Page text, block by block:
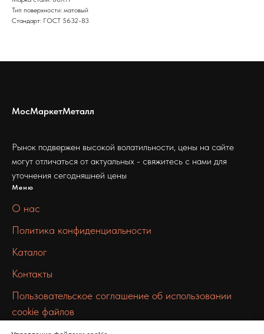
Тип поверхности: матовый
Стандарт: ГОСТ 5632-83
МосМаркетМеталл
Рынок подвержен высокой волатильности, цены на сайте
могут отличаться от актуальных - свяжитесь с нами для
уточнения сегодняшней цены
Меню
О нас
Политика конфиденциальности
Каталог
Контакты
Пользовательское соглашение об использовании
cookie файлов